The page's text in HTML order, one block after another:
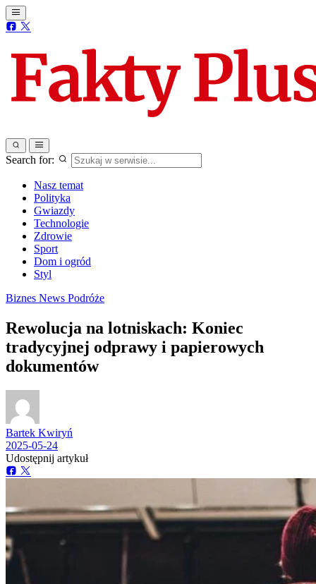
Search for:
Nasz temat
Polityka
Gwiazdy
Technologie
Zdrowie
Sport
Dom i ogród
Styl
Biznes News Podróże
​Rewolucja na lotniskach: Koniec
tradycyjnej odprawy i papierowych
dokumentów​
Bartek Kwiryń
2025-05-24
Udostępnij artykuł